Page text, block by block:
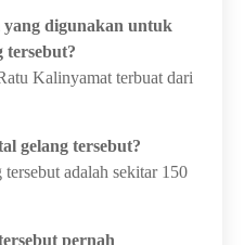
yang digunakan untuk
tersebut?
Kalinyamat terbuat dari
gelang tersebut?
adalah sekitar 150
pernah